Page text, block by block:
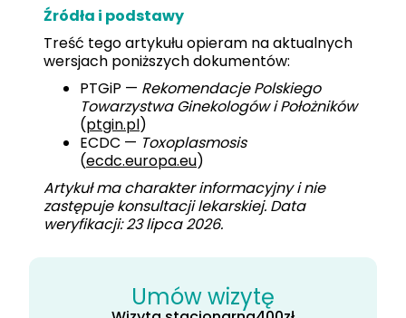
Źródła i podstawy
Treść tego artykułu opieram na aktualnych
wersjach poniższych dokumentów:
PTGiP — Rekomendacje Polskiego
Towarzystwa Ginekologów i Położników
(ptgin.pl)
ECDC — Toxoplasmosis
(ecdc.europa.eu)
Artykuł ma charakter informacyjny i nie
zastępuje konsultacji lekarskiej. Data
weryfikacji: 23 lipca 2026.
Umów wizytę